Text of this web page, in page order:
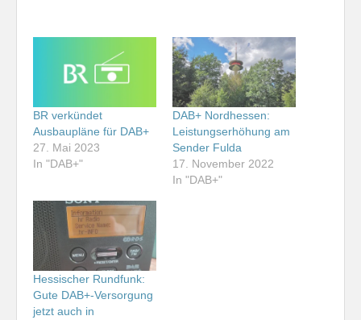
BR verkündet
Ausbaupläne für DAB+
27. Mai 2023
In "DAB+"
DAB+ Nordhessen:
Leistungserhöhung am
Sender Fulda
17. November 2022
In "DAB+"
Hessischer Rundfunk:
Gute DAB+-Versorgung
jetzt auch in